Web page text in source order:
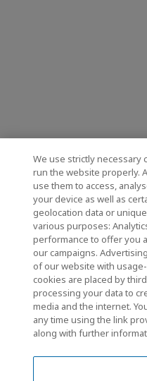
We use strictly necessary
run the website properly.
use them to access,
your device as well as
geolocation data or
various purposes:
performance to offer you
our campaigns.
of our website with
cookies are placed by
processing your data to
media and the internet.
any time using the link
along with further